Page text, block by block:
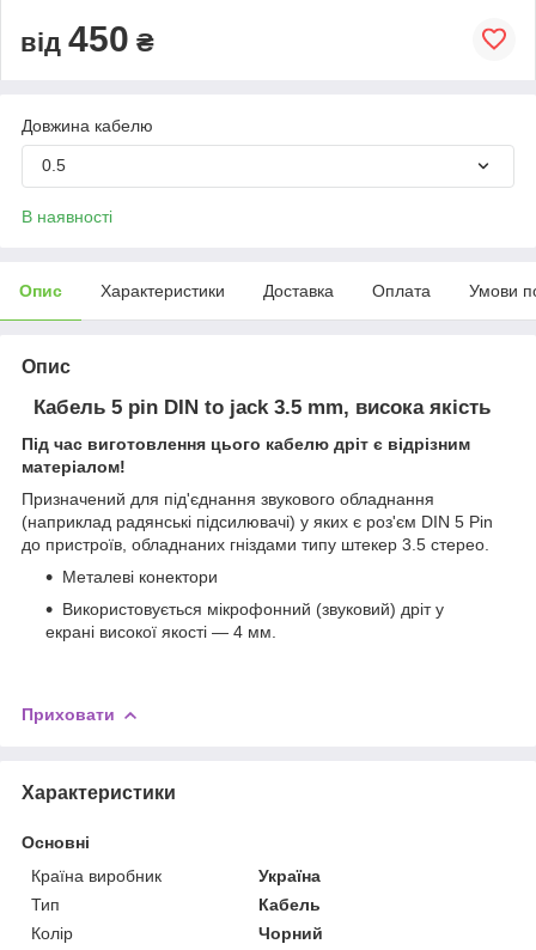
від 450 ₴
Довжина кабелю
0.5
В наявності
Опис Характеристики Доставка Оплата Умови
Опис
Кабель 5 pin DIN to jack 3.5 mm, висока якість
Під час виготовлення цього кабелю дріт є відрізним
матеріалом!
Призначений для під'єднання звукового обладнання
(наприклад радянські підсилювачі) у яких є роз'єм DIN 5 Pin
до пристроїв, обладнаних гніздами типу штекер 3.5 стерео.
Металеві конектори
Використовується мікрофонний (звуковий) дріт у
екрані високої якості — 4 мм.
Приховати
Характеристики
Основні
Країна виробник
Україна
Тип
Кабель
Колір
Чорний